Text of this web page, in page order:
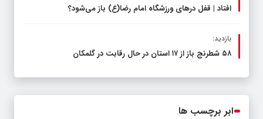
افتاد | قفل در‌های ورزشگاه امام رضا(ع) باز می‌شود؟
بازدید:
۵۸ شطرنج‌ باز از ۱۷ استان در حال رقابت در گلمکان
ابر برچسب ها